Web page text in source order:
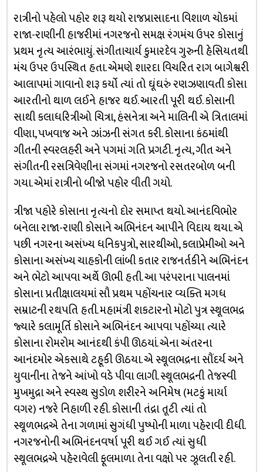
રાત્રીનો પહેલો પહોર શરૂ થયો રાજપ્રાસાદના વિશાળ ચોકમાં
રાજા-રાણીની હાજરીમાં નગરજનો સમક્ષ રંગમંચ ઉપર કોસાનું
પ્રથમ નૃત્ય આરંભાયું. સંગીતાચાર્ય કુમારદેવ ગુરુની હેસિયતથી
મંચ ઉપર ઉપસ્થિત હતા. એમણે શારદા વિચરિત રાગ બાગેશ્વરી
આલાપમાં ગાવાનો શરૂ કર્યો ત્યાં તો ઘૂંઘરું રણઝણાવતી કોસા
આરતીનો થાળ લઈને હાજર થઈ. આરતી પૂરી થઈ. કોસાની
સાથી કલાધરિત્રીઓ ચિત્રા, હંસનેત્રા અને માલિની એ ત્રિતાલમાં
વીણા, પખવાજ અને ઝાંઝની સંગત કરી. કોસાના કંઠમાંથી
ગીતની સ્વરલહરી અને પગમાં ગતિ પ્રગટી. નૃત્ય, ગીત અને
સંગીતની રસત્રિવેણીના સંગમાં નગરજનો રસતરબોળ બની
ગયા. એમાં રાત્રીનો બીજો પહોર વીતી ગયો.
ત્રીજા પહોરે કોસાના નૃત્યનો દોર સમાપ્ત થયો. આનંદવિભોર
બનેલા રાજા-રાણી કોસાને અભિનંદન આપીને વિદાય થયા. એ
પછી નગરના અસંખ્ય ધનિકપુત્રો, સારથીઓ, કલાપ્રેમીઓ અને
કોસાના અસંખ્ય ચાહકોની લાંબી કતાર રાજનર્તકીને અભિનંદન
અને ભેટો આપવા અર્થે ઊભી હતી. આ પરંપરાના પાલનમાં
કોસાના પ્રતીક્ષાલયમાં સૌ પ્રથમ પહોંચનાર વ્યક્તિ મગધ
સમ્રાટની રથપતિ હતી. મહામંત્રી શકટારનો મોટો પુત્ર સ્થૂલભદ્ર
જ્યારે કલામૂર્તિ કોસાને અભિનંદન આપવા પહોંચ્યા ત્યારે
કોસાના રોમરોમ આનંદથી કંપી ઊઠયાં. એના અંતરના
આનંદમોર એકસાથે ટહૂકી ઊઠયા. એ સ્થૂલભદ્રના સૌંદર્ય અને
યુવાનીના તેજને આંખો વડે પીવા લાગી. સ્થૂલભદ્રની તેજસ્વી
મુખમુદ્રા અને સ્વસ્થ સુડોળ શરીરને અનિમેષ (મટકું માર્યા
વગર) નજરે નિહાળી રહી. કોસાની તંદ્રા તૂટી ત્યાં તો
સ્થૂળભદ્રએ તેના ગળામાં સુગંધી પુષ્પોની માળા પહેરાવી દીધી.
નગરજનોની અભિનંદનવર્ષા પૂરી થઈ ગઈ ત્યાં સુધી
સ્થૂલભદ્રએ પહેરાવેલી ફૂલમાળા તેના વક્ષો પર ઝૂલતી રહી.